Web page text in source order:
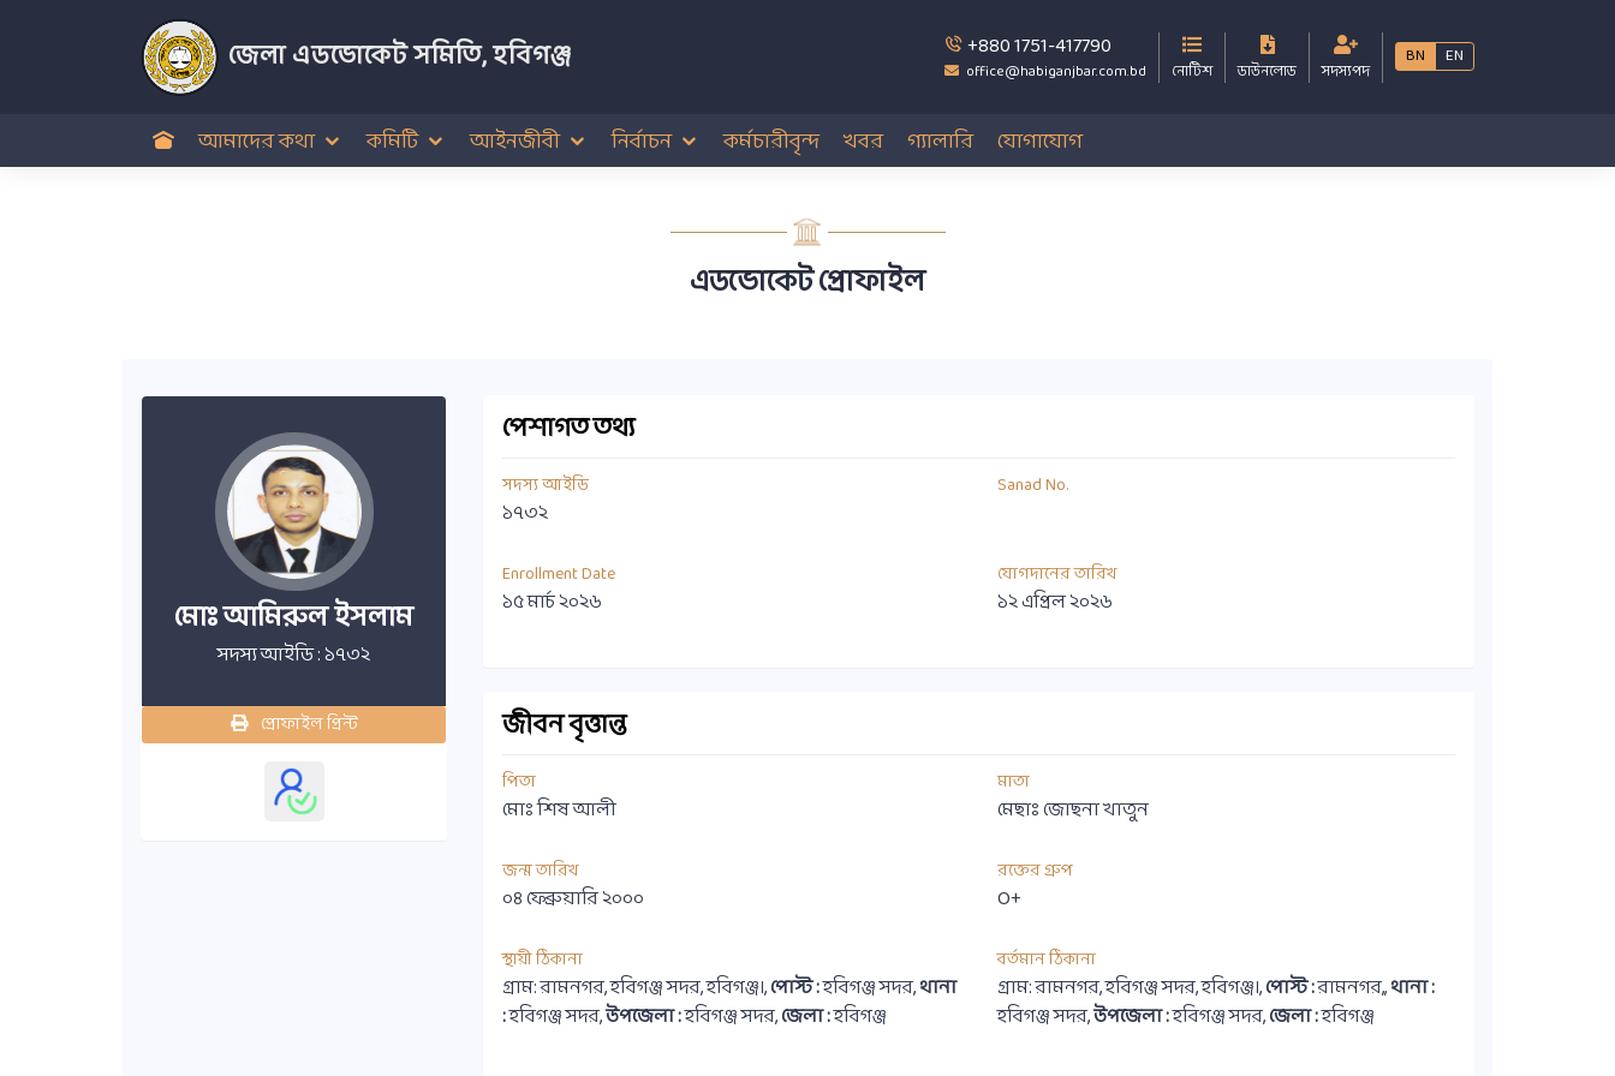
জেলা এডভোকেট সমিতি, হবিগঞ্জ +880 1751-417790
office@habiganjbar.com.bd নোটিশ ডাউনলোড সদস্যপদ
BN EN
আমাদের কথা কমিটি আইনজীবী নির্বাচন কর্মচারীবৃন্দ খবর গ্যালারি যোগাযোগ
এডভোকেট প্রোফাইল
মোঃ আমিরুল ইসলাম
সদস্য আইডি : ১৭৩২
প্রোফাইল প্রিন্ট
পেশাগত তথ্য
সদস্য আইডি
১৭৩২
Sanad No.
Enrollment Date
১৫ মার্চ ২০২৬
যোগদানের তারিখ
১২ এপ্রিল ২০২৬
জীবন বৃত্তান্ত
পিতা
মোঃ শিষ আলী
মাতা
মেছাঃ জোছনা খাতুন
জন্ম তারিখ
০৪ ফেব্রুয়ারি ২০০০
রক্তের গ্রুপ
O+
স্থায়ী ঠিকানা
গ্রাম: রামনগর, হবিগঞ্জ সদর, হবিগঞ্জ।,পোস্ট :হবিগঞ্জ সদর,থানা
:হবিগঞ্জ সদর,উপজেলা :হবিগঞ্জ সদর,জেলা :হবিগঞ্জ
বর্তমান ঠিকানা
গ্রাম: রামনগর, হবিগঞ্জ সদর, হবিগঞ্জ।,পোস্ট :রামনগর,,থানা :
হবিগঞ্জ সদর,উপজেলা :হবিগঞ্জ সদর,জেলা :হবিগঞ্জ